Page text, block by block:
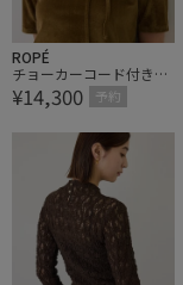
ROPÉ
チョーカーコード付きシ
アーベロアTシャツ/イー
ジーケア【J'aDoRe・一
部店舗限定サイズ】
¥14,300 予約